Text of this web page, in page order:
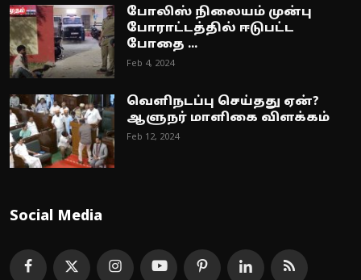
போலிஸ் நிலையம் முன்பு
போராட்டத்தில் ஈடுபட்ட
போதை ...
Feb 4, 2024
வெளிநடப்பு செய்தது ஏன்?
ஆளுநர் மாளிகை விளக்கம்
Feb 12, 2024
Social Media